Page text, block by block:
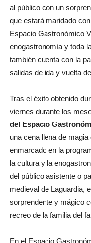
al público con un
que estará maridado
Espacio Gastronómico
enogastronomía y toda
también cuenta con la
salidas de ida y vuelta
Tras el éxito obtenido
viernes durante los
del Espacio
una cena llena de magia
enmarcado en la
la cultura y la
del público asistente o
medieval de Laguardia,
sorprendente y mágico
recreo de la familia del
En el Espacio